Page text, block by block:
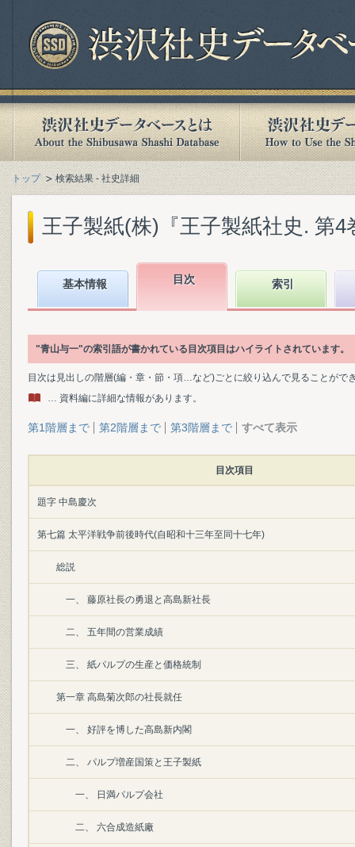
トップ 検索結果 - 社史詳細
王子製紙(株)『王子製紙社史. 第4
基本情報 目次 索引
"青山与一"の索引語が書かれている目次項目はハイライトされています。
目次は見出しの階層(編・章・節・項…など)ごとに絞り込んで見ることがで
… 資料編に詳細な情報があります。
第1階層まで 第2階層まで 第3階層まで すべて表示
目次項目
題字 中島慶次
第七篇 太平洋戦争前後時代(自昭和十三年至同十七年)
総説
一、 藤原社長の勇退と高島新社長
二、 五年間の営業成績
三、 紙パルプの生産と価格統制
第一章 高島菊次郎の社長就任
一、 好評を博した高島新内閣
二、 パルプ増産国策と王子製紙
一、 日満パルプ会社
二、 六合成造紙廠